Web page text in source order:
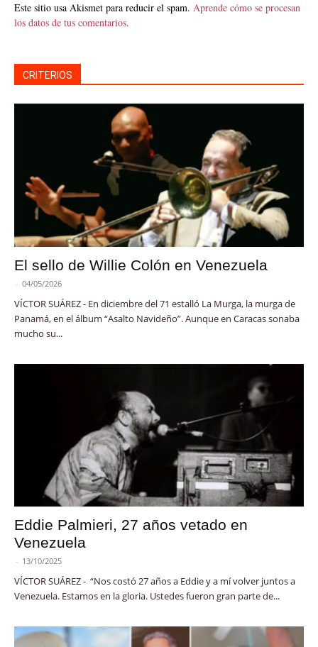
Este sitio usa Akismet para reducir el spam. Aprende cómo se procesan
los datos de tus comentarios.
CRITERIOS
El sello de Willie Colón en Venezuela
- 04/05/2026
VÍCTOR SUÁREZ - En diciembre del 71 estalló La Murga, la murga de
Panamá, en el álbum “Asalto Navideño”. Aunque en Caracas sonaba
mucho su...
Eddie Palmieri, 27 años vetado en
Venezuela
- 13/10/2025
VÍCTOR SUÁREZ - “Nos costó 27 años a Eddie y a mí volver juntos a
Venezuela. Estamos en la gloria. Ustedes fueron gran parte de...